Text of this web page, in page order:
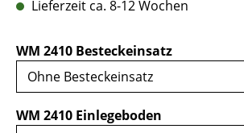
Lieferzeit ca. 8-12 Wochen
WM 2410 Besteckeinsatzauswählen
WM 2410 Einlegeboden